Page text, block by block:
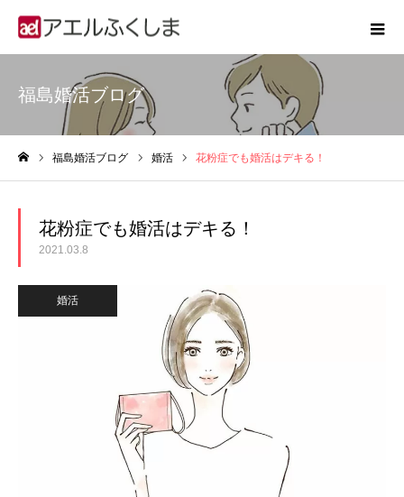
福島婚活ブログ
福島婚活ブログ 婚活 花粉症でも婚活はデキる！
花粉症でも婚活はデキる！
2021.03.8
婚活